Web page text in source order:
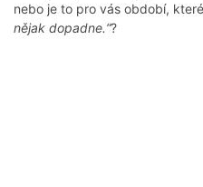
nebo je to pro vás období,
nějak dopadne.“?